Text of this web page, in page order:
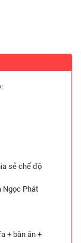
sẻ chế độ
Ngọc Phát
+ bàn ăn +